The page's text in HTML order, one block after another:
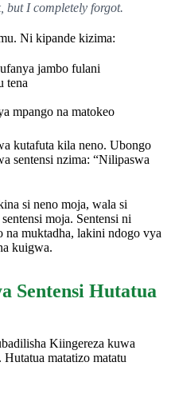
but I completely forgot.
Ni kipande kizima:
jambo fulani
tena
mpango na matokeo
kutafuta kila neno. Ubongo
sentensi nzima: “Nilipaswa
si neno moja, wala si
moja. Sentensi ni
na muktadha, lakini ndogo vya
kuigwa.
Sentensi Hutatua
Kiingereza kuwa
matatizo matatu